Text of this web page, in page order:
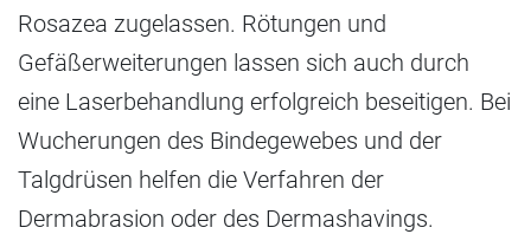
Rosazea zugelassen. Rötungen und
Gefäßerweiterungen lassen sich auch durch
eine Laserbehandlung erfolgreich beseitigen. Bei
Wucherungen des Bindegewebes und der
Talgdrüsen helfen die Verfahren der
Dermabrasion oder des Dermashavings.